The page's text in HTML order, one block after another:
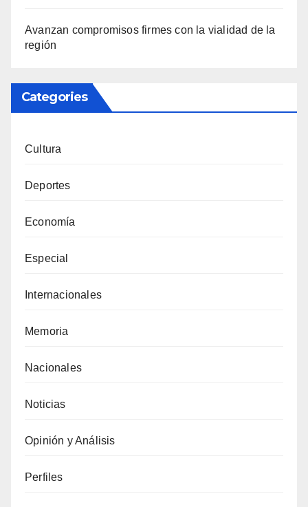
Avanzan compromisos firmes con la vialidad de la
región
Categories
Cultura
Deportes
Economía
Especial
Internacionales
Memoria
Nacionales
Noticias
Opinión y Análisis
Perfiles